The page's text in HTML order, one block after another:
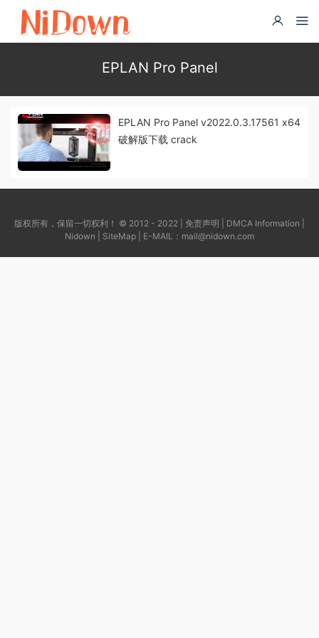
EPLAN Pro Panel
EPLAN Pro Panel v2022.0.3.17561 x64
破解版下载 crack
版权所有，保留一切权利！ © 2012 - 2022 | 免责声明 DMCA Information
Nidown
SiteMap | E-MAIL： mail@nidown.com